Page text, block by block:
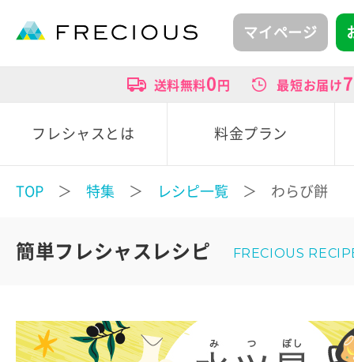
マイページ
送料無料0 円 最短お届け7
フレシャスとは 料金プラン
TOP ＞ 特集 ＞ レシピ一覧 ＞ わらび餅
簡単フレシャスレシピ FRECIOUS